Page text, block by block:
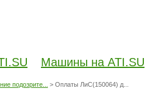
Машины на ATI.SU
подозрите... > Оплаты ЛиС(150064) д...